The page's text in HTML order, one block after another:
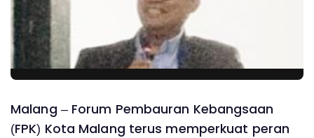
Malang – Forum Pembauran Kebangsaan
(FPK) Kota Malang terus memperkuat peran